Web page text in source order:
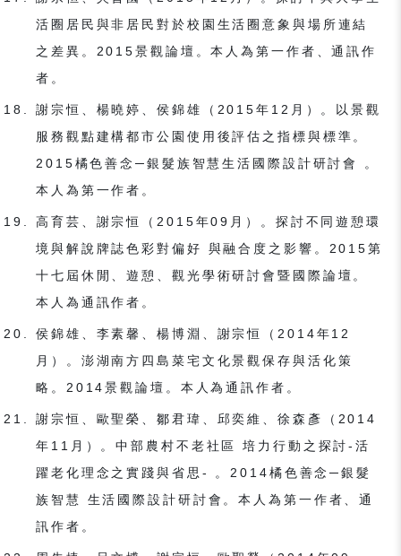
活圈居民與非居民對於校園生活圈意象與場所連結
之差異。2015景觀論壇。本人為第一作者、通訊作
者。
謝宗恒、楊曉婷、侯錦雄（2015年12月）。以景觀
服務觀點建構都市公園使用後評估之指標與標準。
2015橘色善念─銀髮族智慧生活國際設計研討會 。
本人為第一作者。
高育芸、謝宗恒（2015年09月）。探討不同遊憩環
境與解說牌誌色彩對偏好 與融合度之影響。2015第
十七屆休閒、遊憩、觀光學術研討會暨國際論壇。
本人為通訊作者。
侯錦雄、李素馨、楊博淵、謝宗恒（2014年12
月）。澎湖南方四島菜宅文化景觀保存與活化策
略。2014景觀論壇。本人為通訊作者。
謝宗恒、歐聖榮、鄒君瑋、邱奕維、徐森彥（2014
年11月）。中部農村不老社區 培力行動之探討-活
躍老化理念之實踐與省思- 。2014橘色善念─銀髮
族智慧 生活國際設計研討會。本人為第一作者、通
訊作者。